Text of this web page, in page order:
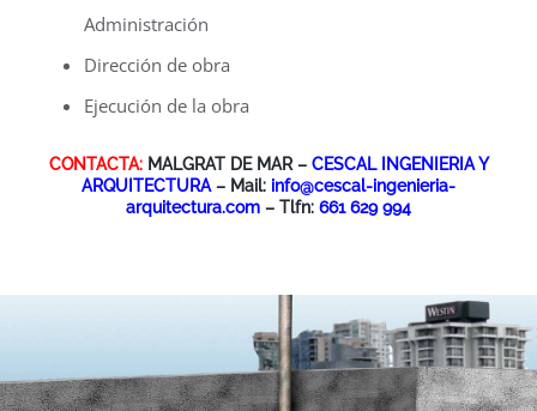
Administración
Dirección de obra
Ejecución de la obra
CONTACTA:MALGRAT DE MAR – CESCAL INGENIERIA Y
ARQUITECTURA– Mail: info@cescal-ingenieria-
arquitectura.com – Tlfn: 661 629 994